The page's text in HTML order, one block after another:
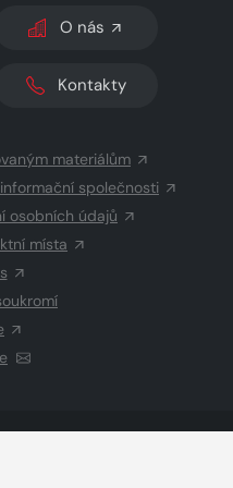
O nás
Kontakty
materiálům
společnosti
osobních údajů
místa